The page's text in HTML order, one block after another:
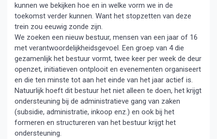
kunnen we bekijken hoe en in welke vorm we in de
toekomst verder kunnen. Want het stopzetten van deze
trein zou eeuwig zonde zijn.
We zoeken een nieuw bestuur, mensen van een jaar of 16
met verantwoordelijkheidsgevoel. Een groep van 4 die
gezamenlijk het bestuur vormt, twee keer per week de deur
openzet, initiatieven ontplooit en evenementen organiseert
en die ten minste tot aan het einde van het jaar actief is.
Natuurlijk hoeft dit bestuur het niet alleen te doen, het krijgt
ondersteuning bij de administratieve gang van zaken
(subsidie, administratie, inkoop enz.) en ook bij het
formeren en structureren van het bestuur krijgt het
ondersteuning.